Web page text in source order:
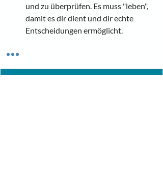
und zu überprüfen. Es muss "leben",
damit es dir dient und dir echte
Entscheidungen ermöglicht.